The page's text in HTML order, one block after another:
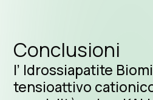
Conclusioni
l’ Idrossiapatite
tensioattivo